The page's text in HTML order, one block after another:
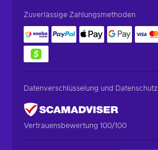
Zuverlässige Zahlungsmethoden
Datenverschlüsselung und Datenschutz
Vertrauensbewertung 100/100